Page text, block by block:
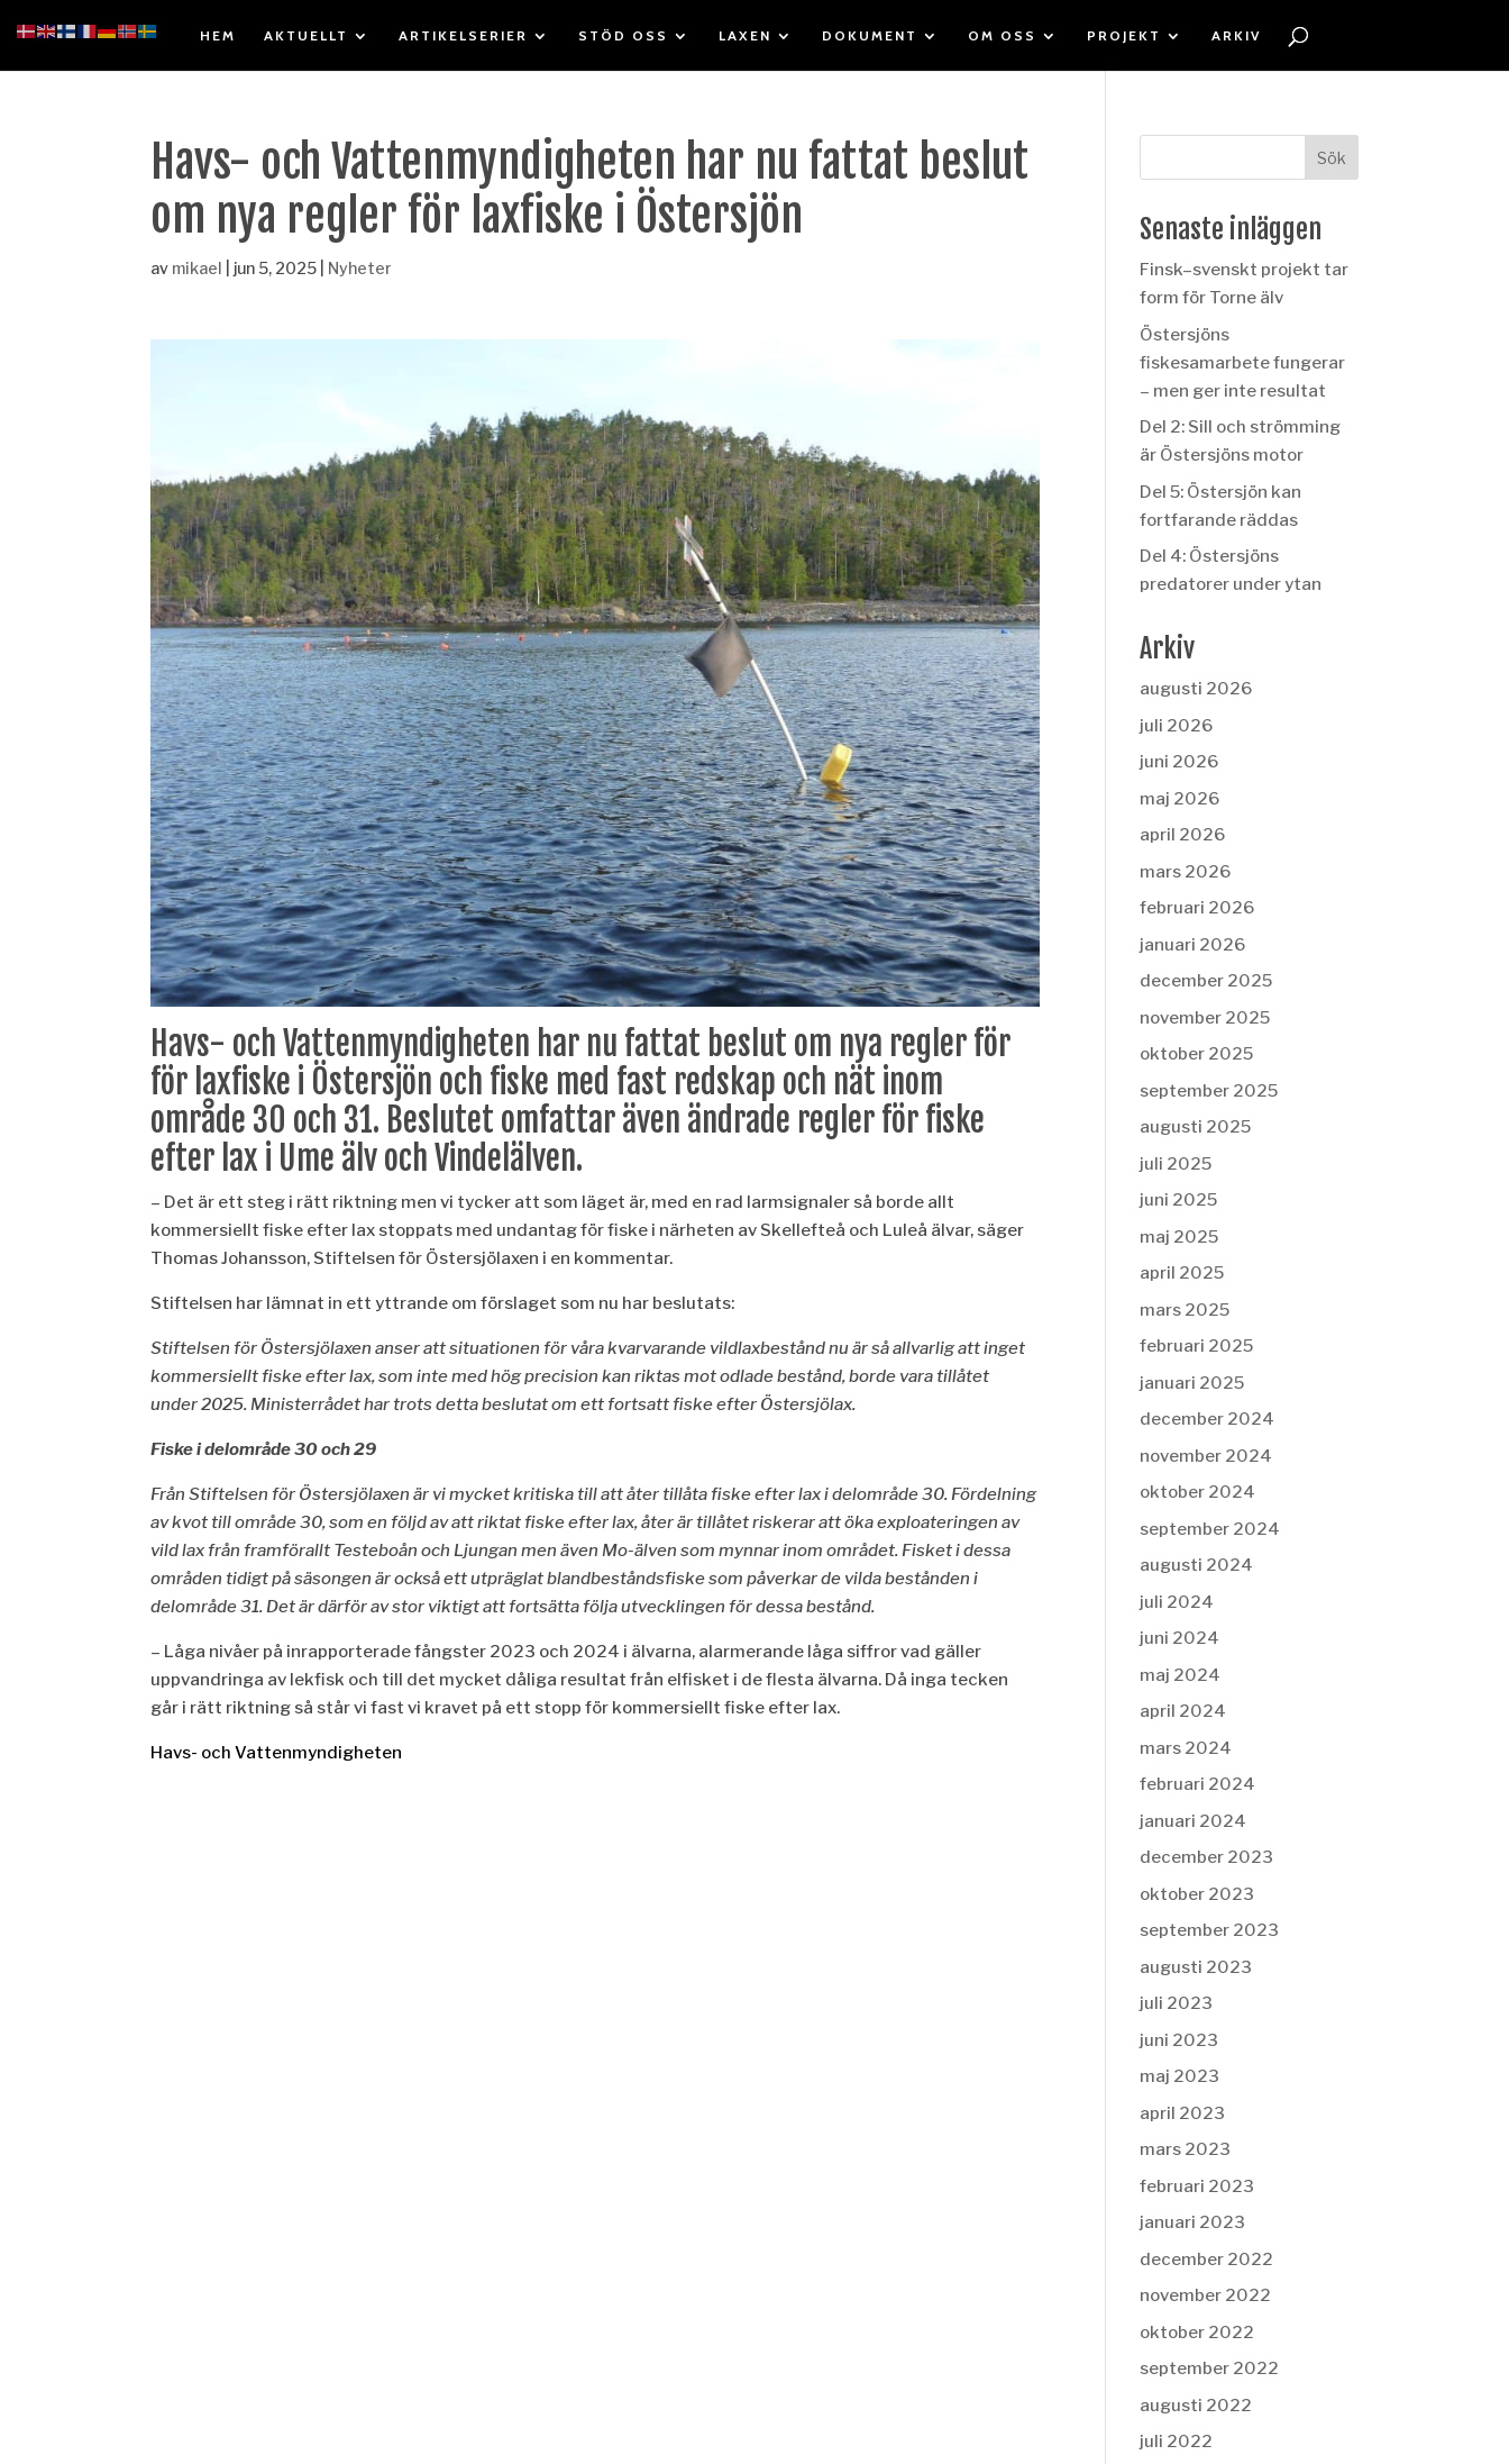
HEM AKTUELLT ARTIKELSERIER STÖD OSS LAXEN DOKUMENT OM OSS PROJEKT ARKIV
Havs- och Vattenmyndigheten har nu fattat beslut
om nya regler för laxfiske i Östersjön
av mikael jun 5, 2025 Nyheter
Havs- och Vattenmyndigheten har nu fattat beslut om nya regler för
för laxfiske i Östersjön och fiske med fast redskap och nät inom
område 30 och 31. Beslutet omfattar även ändrade regler för fiske
efter lax i Ume älv och Vindelälven.
– Det är ett steg i rätt riktning men vi tycker att som läget är, med en rad larmsignaler så borde allt
kommersiellt fiske efter lax stoppats med undantag för fiske i närheten av Skellefteå och Luleå älvar, säger
Thomas Johansson, Stiftelsen för Östersjölaxen i en kommentar.
Stiftelsen har lämnat in ett yttrande om förslaget som nu har beslutats:
Stiftelsen för Östersjölaxen anser att situationen för våra kvarvarande vildlaxbestånd nu är såallvarlig att inget
kommersiellt fiske efter lax, som inte med hög precision kan riktas mot odladebestånd, borde vara tillåtet
under 2025. Ministerrådet har trots detta beslutat om ett fortsatt fiskeefter Östersjölax.
Fiske i delområde 30 och 29
Från Stiftelsen för Östersjölaxenär vi mycket kritiska till attåter tillåta fiske efter lax i delområde 30.Fördelning
av kvot till område 30, som en följd av att riktat fiske efter lax,åter är tillåtet riskerar attöka exploateringen av
vild lax från framförallt Testeboån och Ljungan men även Mo-älven sommynnar inom området. Fisket i dessa
områden tidigt på säsongenär också ett utpräglatblandbeståndsfiske som påverkar de vilda bestånden i
delområde 31. Det är därför av stor viktigt attfortsätta följa utvecklingen för dessa bestånd.
– Låga nivåer på inrapporterade fångster 2023 och 2024 i älvarna, alarmerande låga siffror vad gäller
uppvandringa av lekfisk och till det mycket dåliga resultat från elfisket i de flesta älvarna. Då inga tecken
går i rätt riktning så står vi fast vi kravet på ett stopp för kommersiellt fiske efter lax.
Havs- och Vattenmyndigheten
Senaste inläggen
Finsk–svenskt projekt tar
form för Torne älv
Östersjöns
fiskesamarbete fungerar
– men ger inte resultat
Del 2: Sill och strömming
är Östersjöns motor
Del 5: Östersjön kan
fortfarande räddas
Del 4: Östersjöns
predatorer under ytan
Arkiv
augusti 2026
juli 2026
juni 2026
maj 2026
april 2026
mars 2026
februari 2026
januari 2026
december 2025
november 2025
oktober 2025
september 2025
augusti 2025
juli 2025
juni 2025
maj 2025
april 2025
mars 2025
februari 2025
januari 2025
december 2024
november 2024
oktober 2024
september 2024
augusti 2024
juli 2024
juni 2024
maj 2024
april 2024
mars 2024
februari 2024
januari 2024
december 2023
oktober 2023
september 2023
augusti 2023
juli 2023
juni 2023
maj 2023
april 2023
mars 2023
februari 2023
januari 2023
december 2022
november 2022
oktober 2022
september 2022
augusti 2022
juli 2022